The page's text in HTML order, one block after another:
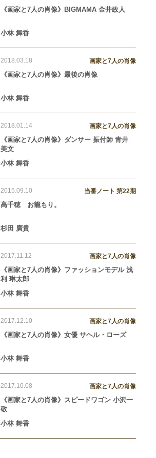
《画家と7人の肖像》BIGMAMA 金井政人
小林 舞香
2018.03.18 画家と7人の肖像
《画家と7人の肖像》最後の肖像
小林 舞香
2018.01.14 画家と7人の肖像
《画家と7人の肖像》ダンサー 振付師 青井
美文
小林 舞香
2015.09.10 当番ノート 第22期
高千穂 お籠もり。
杉田 廣貴
2017.11.12 画家と7人の肖像
《画家と7人の肖像》ファッションモデル 浅
利 琳太郎
小林 舞香
2017.12.10 画家と7人の肖像
《画家と7人の肖像》女優 サヘル・ローズ
小林 舞香
2017.10.08 画家と7人の肖像
《画家と7人の肖像》スピードワゴン 小沢一
敬
小林 舞香